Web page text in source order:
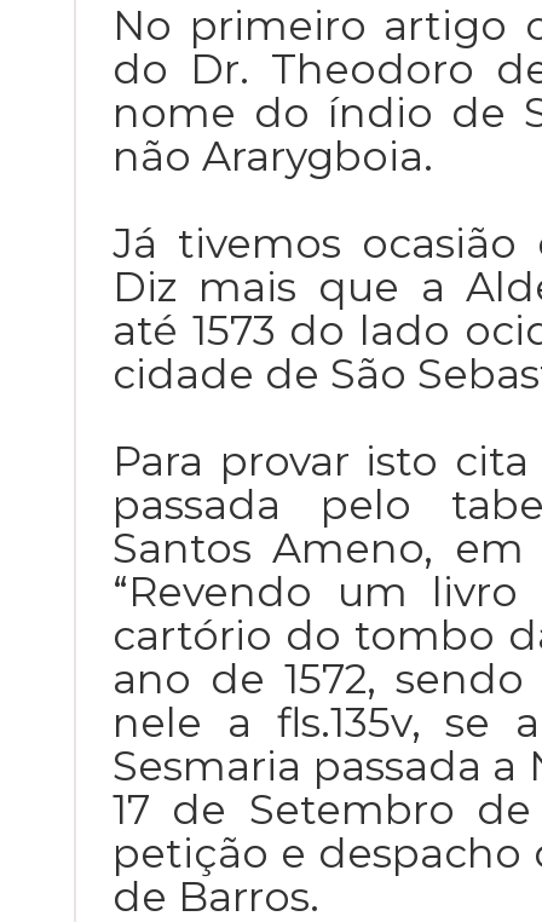
No primeiro artigo
do Dr. Theodoro
nome do índio de
não Ararygboia.
Já tivemos ocasião
Diz mais que a
até 1573 do lado
cidade de São
Para provar isto
passada pelo
Santos Ameno,
“Revendo um
cartório do tombo
ano de 1572,
nele a fls.135v, se
Sesmaria passada
17 de Setembro
petição e despacho
de Barros.